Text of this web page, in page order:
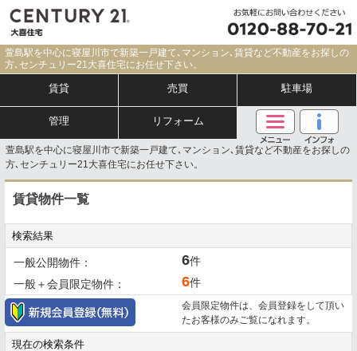
萱島駅を中心に寝屋川市で新築一戸建て､マンション､賃貸など不動産をお探しの
方､センチュリー21大喜住宅にお任せ下さい。
賃貸 売買 駐車場
管理 リフォーム
萱島駅を中心に寝屋川市で新築一戸建て､マンション､賃貸など不動産をお探しの
方､センチュリー21大喜住宅にお任せ下さい。
賃貸物件一覧
検索結果
一般公開物件： 6件
一般＋会員限定物件：
6件
会員限定物件は、会員登録をして頂い
たお客様のみご覧になれます。
現在の検索条件